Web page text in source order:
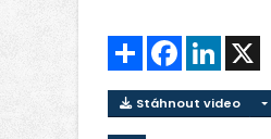
Sdílet FacebookLinkedIn
Stáhnout video